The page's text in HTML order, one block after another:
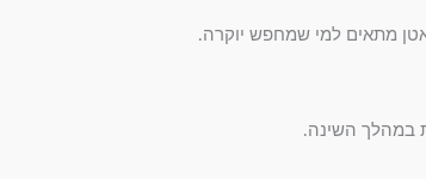
מתאים למי שמחפש יוקרה.
במהלך השינה.